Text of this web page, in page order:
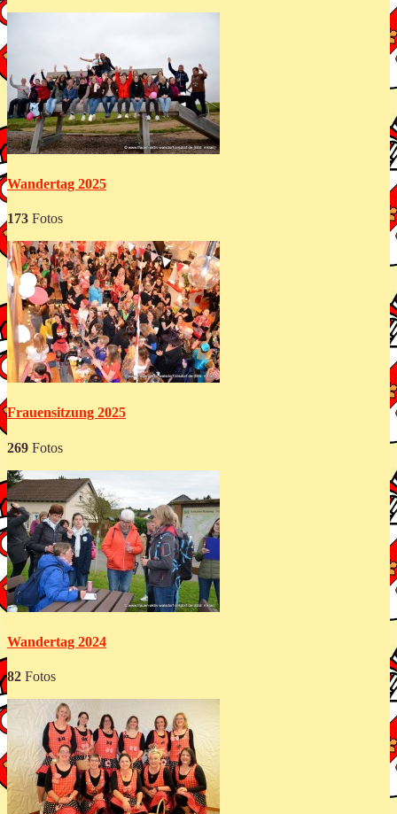
Wandertag 2025
173 Fotos
Frauensitzung 2025
269 Fotos
Wandertag 2024
82 Fotos